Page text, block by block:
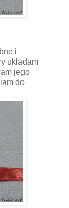
i
układam
jego
do